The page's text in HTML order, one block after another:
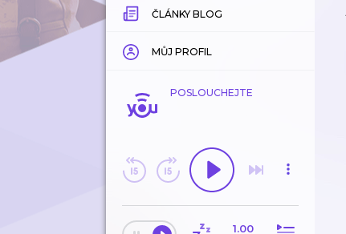
ČLÁNKY BLOG
MŮJ PROFIL
POSLOUCHEJTE
1.00